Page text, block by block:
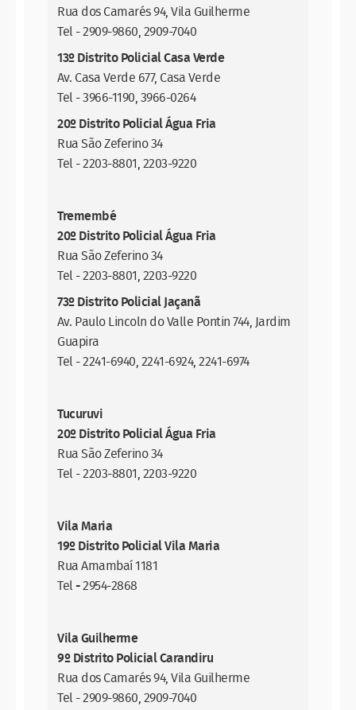
Rua dos Camarés 94, Vila Guilherme
Tel - 2909-9860, 2909-7040
13º Distrito Policial Casa Verde
Av. Casa Verde 677, Casa Verde
Tel - 3966-1190, 3966-0264
20º Distrito Policial Água Fria
Rua São Zeferino 34
Tel - 2203-8801, 2203-9220
Tremembé
20º Distrito Policial Água Fria
Rua São Zeferino 34
Tel - 2203-8801, 2203-9220
73º Distrito Policial Jaçanã
Av. Paulo Lincoln do Valle Pontin 744, Jardim
Guapira
Tel - 2241-6940, 2241-6924, 2241-6974
Tucuruvi
20º Distrito Policial Água Fria
Rua São Zeferino 34
Tel - 2203-8801, 2203-9220
Vila Maria
19º Distrito Policial Vila Maria
Rua Amambaí 1181
Tel-2954-2868
Vila Guilherme
9º Distrito Policial Carandiru
Rua dos Camarés 94, Vila Guilherme
Tel - 2909-9860, 2909-7040